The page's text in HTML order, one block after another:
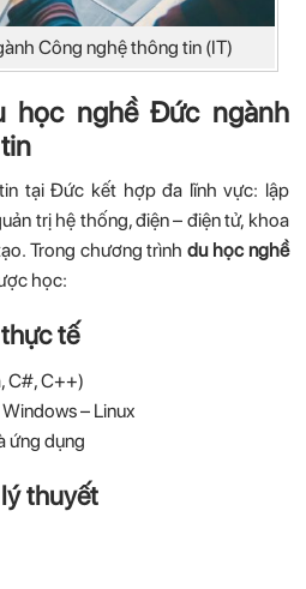
Công nghệ thông tin (IT)
học nghề Đức ngành
tại Đức kết hợp đa lĩnh vực: lập
trị hệ thống, điện – điện tử, khoa
Trong chương trìnhdu học nghề
học:
tế
C#, C++)
– Linux
ứng dụng
thuyết